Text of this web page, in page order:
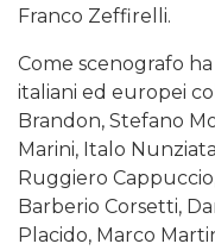
Franco Zeffirelli.
Come scenografo
italiani ed europei
Brandon, Stefano
Marini, Italo
Ruggiero
Barberio Corsetti,
Placido, Marco